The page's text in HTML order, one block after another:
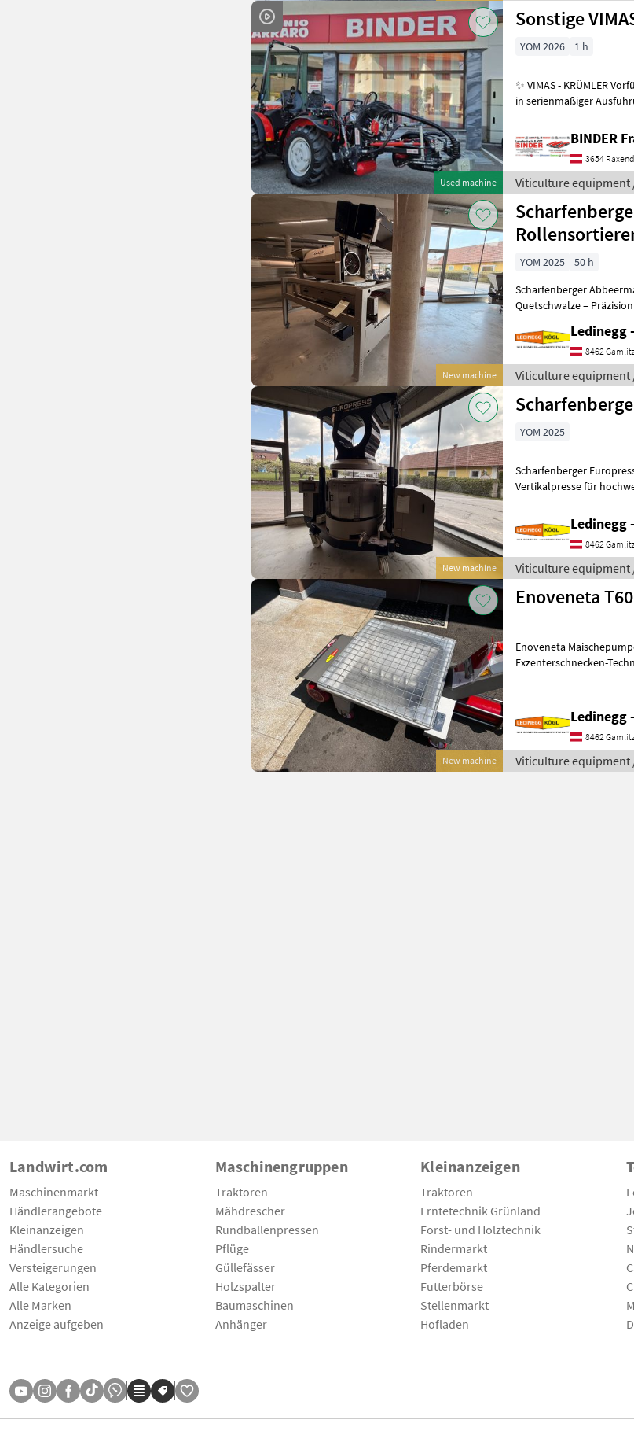
Used machine
Sonstige
YOM 2026 1 h
✨ VIMAS - KRÜMLER
in serienmäßiger
BINDER
3654
Viticulture equipment
New machine
YOM 2025
50 h
Scharfenberger
Quetschwalze –
Ledinegg
8462
Viticulture equipment
New machine
YOM 2025
Scharfenberger
Vertikalpresse für hochwertige
Ledinegg
8462
Viticulture equipment
New machine
Enoveneta
Enoveneta
Exzenterschnecken-Technologie, Baujahr 2026
Ledinegg
8462
Viticulture equipment
Landwirt.com
Maschinenmarkt
Händlerangebote
Kleinanzeigen
Händlersuche
Versteigerungen
Alle Kategorien
Alle Marken
Anzeige aufgeben
Maschinengruppen
Traktoren
Mähdrescher
Rundballenpressen
Pflüge
Güllefässer
Holzspalter
Baumaschinen
Anhänger
Kleinanzeigen
Traktoren
Erntetechnik Grünland
Forst- und Holztechnik
Rindermarkt
Pferdemarkt
Futterbörse
Stellenmarkt
Hofladen